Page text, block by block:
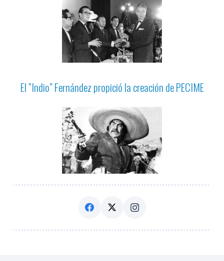
El ”Indio” Fernández propició la creación de PECIME